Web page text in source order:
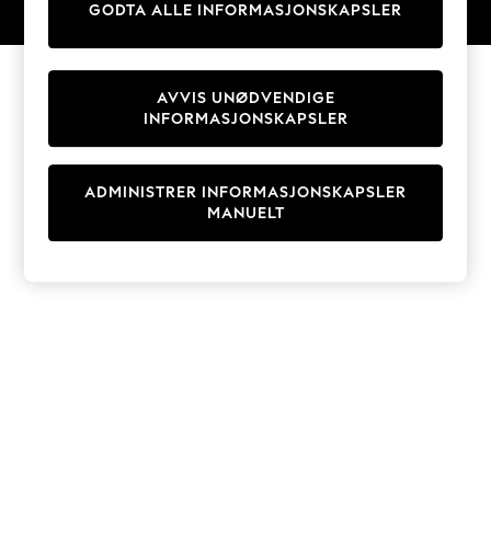
Coats & Jackets
Sweatshirts & Hoodies
Knitwear
Cardigans
Dresses
Sets & Outfits
T-Shirts
GODTA ALLE INFORMASJONSKAPSLER
ADMINISTRER INFORMASJONSKAPSLER
MANUELT
AVVIS UNØDVENDIGE
INFORMASJONSKAPSLER